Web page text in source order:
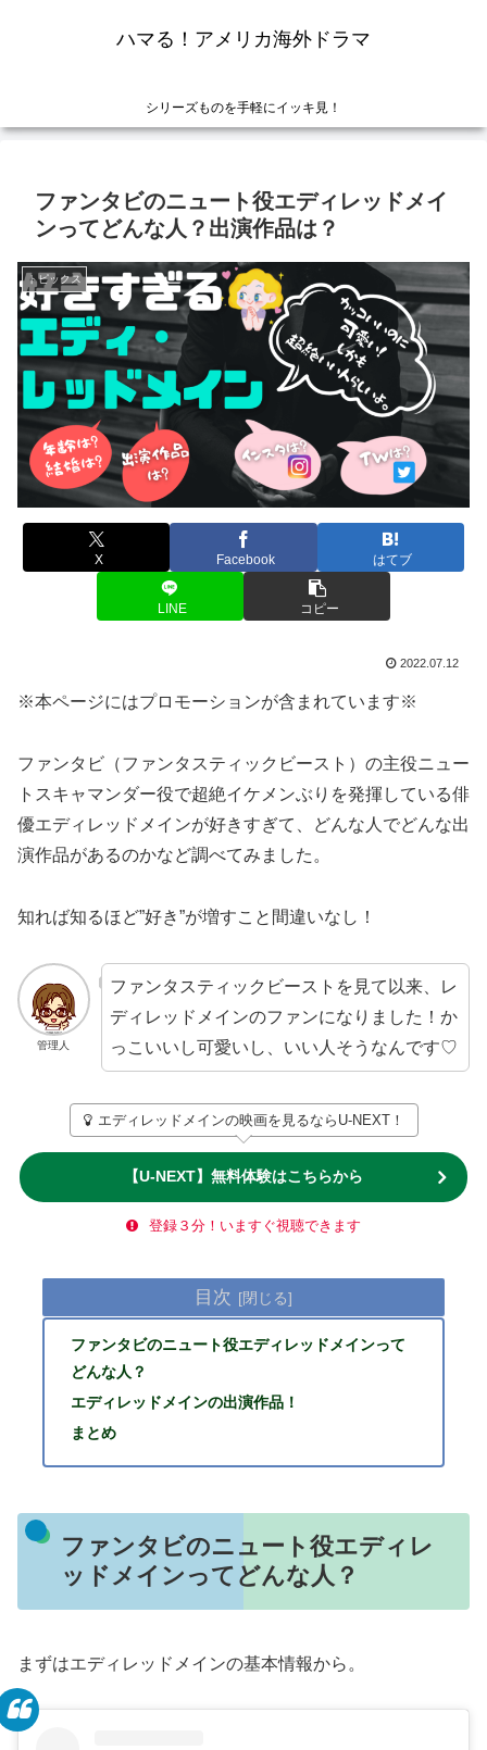
ハマる！アメリカ海外ドラマ
シリーズものを手軽にイッキ見！
ファンタビのニュート役エディレッドメイ
ンってどんな人？出演作品は？
トピックス
X Facebook はてブ
LINE コピー
2022.07.12
※本ページにはプロモーションが含まれています※
ファンタビ（ファンタスティックビースト）の主役ニュー
トスキャマンダー役で超絶イケメンぶりを発揮している俳
優エディレッドメインが好きすぎて、どんな人でどんな出
演作品があるのかなど調べてみました。
知れば知るほど”好き”が増すこと間違いなし！
管理人
ファンタスティックビーストを見て以来、レ
ディレッドメインのファンになりました！か
っこいいし可愛いし、いい人そうなんです♡
エディレッドメインの映画を見るならU-NEXT！
【U-NEXT】無料体験はこちらから
登録３分！いますぐ視聴できます
目次
ファンタビのニュート役エディレッドメインって
どんな人？
エディレッドメインの出演作品！
まとめ
ファンタビのニュート役エディレ
ッドメインってどんな人？
まずはエディレッドメインの基本情報から。